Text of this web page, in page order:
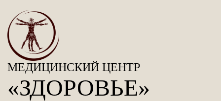
МЕДИЦИНСКИЙ ЦЕНТР
«ЗДОРОВЬЕ»